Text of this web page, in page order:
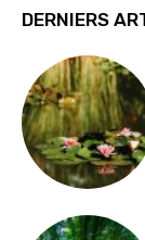
DERNIERS